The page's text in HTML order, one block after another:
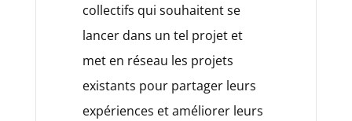
collectifs qui souhaitent se
lancer dans un tel projet et
met en réseau les projets
existants pour partager leurs
expériences et améliorer leurs